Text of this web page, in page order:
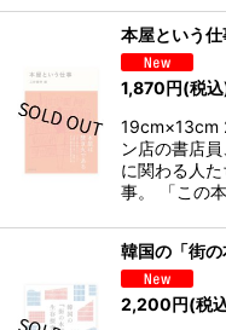
本屋という
1,870円(税
19cm×13cm
ン店の書店
に関わる人
事。 「この
韓国の「街
2,200円(税